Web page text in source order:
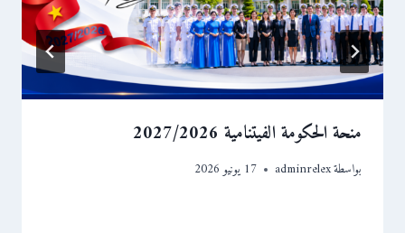
منحة الحكومة الفيتنامية 2027/2026
بواسطةadminrelex 17 يونيو 2026